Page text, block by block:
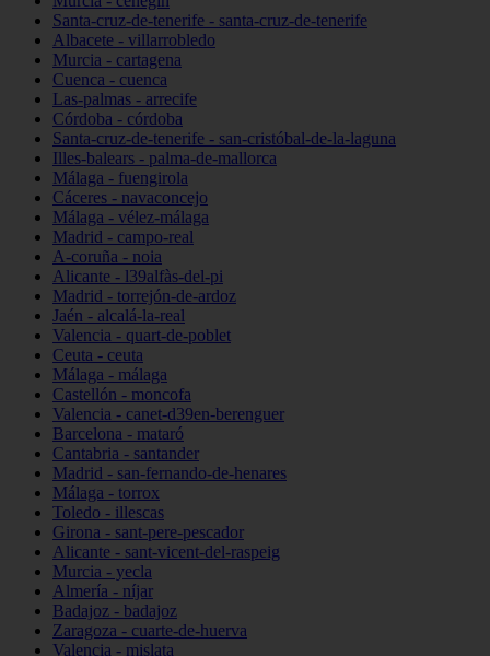
Santa-cruz-de-tenerife - santa-cruz-de-tenerife
Albacete - villarrobledo
Murcia - cartagena
Cuenca - cuenca
Las-palmas - arrecife
Córdoba - córdoba
Santa-cruz-de-tenerife - san-cristóbal-de-la-laguna
Illes-balears - palma-de-mallorca
Málaga - fuengirola
Cáceres - navaconcejo
Málaga - vélez-málaga
Madrid - campo-real
A-coruña - noia
Alicante - l39alfàs-del-pi
Madrid - torrejón-de-ardoz
Jaén - alcalá-la-real
Valencia - quart-de-poblet
Ceuta - ceuta
Málaga - málaga
Castellón - moncofa
Valencia - canet-d39en-berenguer
Barcelona - mataró
Cantabria - santander
Madrid - san-fernando-de-henares
Málaga - torrox
Toledo - illescas
Girona - sant-pere-pescador
Alicante - sant-vicent-del-raspeig
Murcia - yecla
Almería - níjar
Badajoz - badajoz
Zaragoza - cuarte-de-huerva
Valencia - mislata